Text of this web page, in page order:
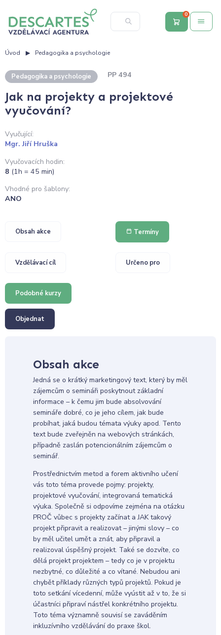
0
Úvod Pedagogika a psychologie
Pedagogika a psychologie PP 494
Jak na projekty a projektové
vyučování?
Vyučující:
Mgr. Jiří Hruška
Vyučovacích hodin:
8 (1h = 45 min)
Vhodné pro šablony:
ANO
Obsah akce Termíny
Vzdělávací cíl Určeno pro
Podobné kurzy
Objednat
Obsah akce
Jedná se o krátký marketingový text, který by měl
zájemcům o semináři poskytnout základní
informace – k čemu jim bude absolvování
semináře dobré, co je jeho cílem, jak bude
probíhat, jaká budou témata výuky apod. Tento
text bude zveřejněn na webových stránkách,
případně zaslán potencionálním zájemcům o
seminář.
Prostřednictvím metod a forem aktivního učení
vás toto téma provede pojmy: projekty,
projektové vyučování, integrovaná tematická
výuka. Společně si odpovíme zejména na otázku
PROČ vůbec s projekty začínat a JAK takový
projekt připravit a realizovat – jinými slovy – co
by měl učitel umět a znát, aby připravil a
realizoval úspěšný projekt. Také se dozvíte, co
dělá projekt projektem – tedy co je v projektu
nezbytné, co důležité a co vítané. Nebudou ani
chybět příklady různých typů projektů. Pokud je
toto setkání vícedenní, může vyústit až v to, že si
účastníci připraví nástřel konkrétního projektu.
Toto téma významně souvisí se zaváděním
inkluzívního vzdělávání do praxe škol.